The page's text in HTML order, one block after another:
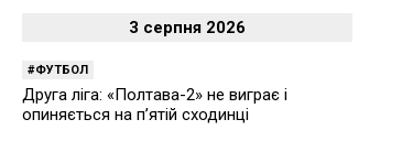
3 серпня 2026
ФУТБОЛ
Друга ліга: «Полтава-2» не виграє і
опиняється на п’ятій сходинці